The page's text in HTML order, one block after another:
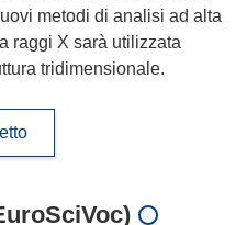
metodi di analisi ad alta
raggi X sarà utilizzata
tridimensionale.